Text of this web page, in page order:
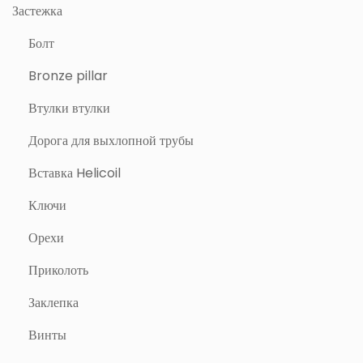
Застежка
Болт
Bronze pillar
Втулки втулки
Дорога для выхлопной трубы
Вставка Helicoil
Ключи
Орехи
Приколоть
Заклепка
Винты